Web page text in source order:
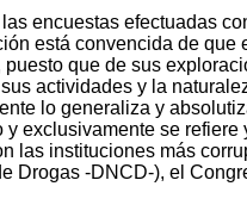
encuestas efectuadas
está convencida de
que de sus
actividades y la
lo generaliza y
exclusivamente se
las instituciones más
Drogas -DNCD-), el